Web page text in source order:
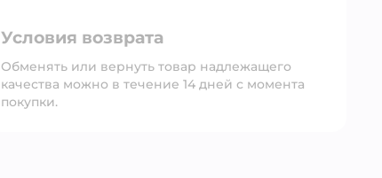
Условия возврата
Обменять или вернуть товар надлежащего
качества можно в течение 14 дней с момента
покупки.